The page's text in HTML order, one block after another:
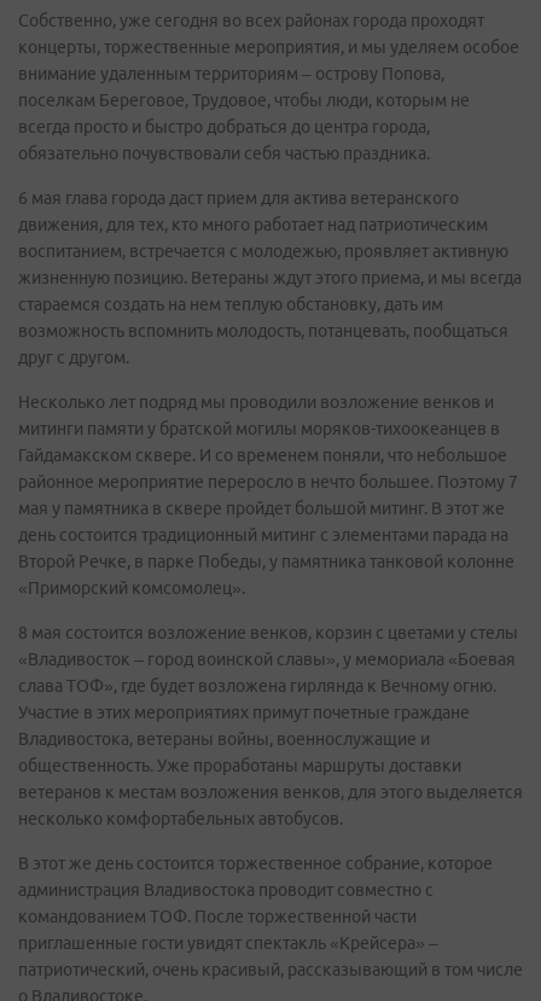
Собственно, уже сегодня во всех районах города проходят
концерты, торжественные мероприятия, и мы уделяем особое
внимание удаленным территориям – острову Попова,
поселкам Береговое, Трудовое, чтобы люди, которым не
всегда просто и быстро добраться до центра города,
обязательно почувствовали себя частью праздника.
6 мая глава города даст прием для актива ветеранского
движения, для тех, кто много работает над патриотическим
воспитанием, встречается с молодежью, проявляет активную
жизненную позицию. Ветераны ждут этого приема, и мы всегда
стараемся создать на нем теплую обстановку, дать им
возможность вспомнить молодость, потанцевать, пообщаться
друг с другом.
Несколько лет подряд мы проводили возложение венков и
митинги памяти у братской могилы моряков-тихоокеанцев в
Гайдамакском сквере. И со временем поняли, что небольшое
районное мероприятие переросло в нечто большее. Поэтому 7
мая у памятника в сквере пройдет большой митинг. В этот же
день состоится традиционный митинг с элементами парада на
Второй Речке, в парке Победы, у памятника танковой колонне
«Приморский комсомолец».
8 мая состоится возложение венков, корзин с цветами у стелы
«Владивосток – город воинской славы», у мемориала «Боевая
слава ТОФ», где будет возложена гирлянда к Вечному огню.
Участие в этих мероприятиях примут почетные граждане
Владивостока, ветераны войны, военнослужащие и
общественность. Уже проработаны маршруты доставки
ветеранов к местам возложения венков, для этого выделяется
несколько комфортабельных автобусов.
В этот же день состоится торжественное собрание, которое
администрация Владивостока проводит совместно с
командованием ТОФ. После торжественной части
приглашенные гости увидят спектакль «Крейсера» –
патриотический, очень красивый, рассказывающий в том числе
о Владивостоке.